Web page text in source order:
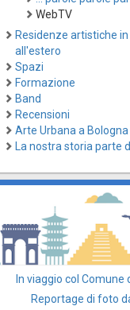
WebTV
Residenze artistiche in
all'estero
Spazi
Formazione
Band
Recensioni
Arte Urbana a Bologna
La nostra storia parte
In viaggio col Comune
Reportage di foto